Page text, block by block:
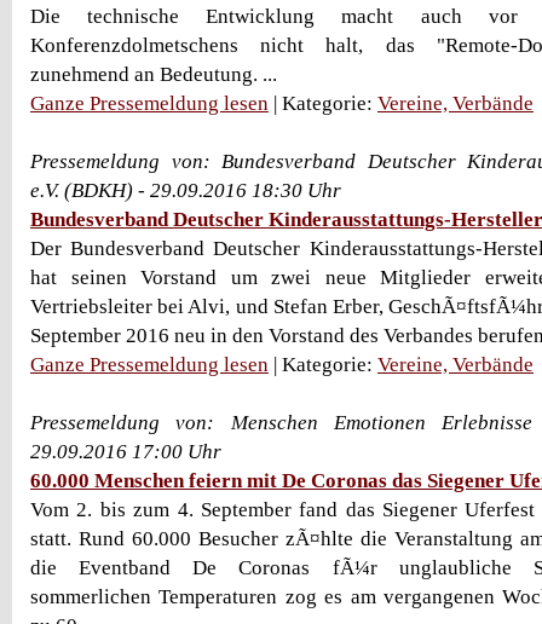
Die technische Entwicklung macht auch vor
Konferenzdolmetschens nicht halt, das "Remote-
zunehmend an Bedeutung. ...
Ganze Pressemeldung lesen | Kategorie: Vereine, Verbände
Pressemeldung von: Bundesverband Deutscher
e.V. (BDKH) - 29.09.2016 18:30 Uhr
Bundesverband Deutscher Kinderausstattungs-
Der Bundesverband Deutscher Kinderausstattungs-
hat seinen Vorstand um zwei neue Mitglieder
Vertriebsleiter bei Alvi, und Stefan Erber,
September 2016 neu in den Vorstand des Verbandes
Ganze Pressemeldung lesen | Kategorie: Vereine, Verbände
Pressemeldung von: Menschen Emotionen
29.09.2016 17:00 Uhr
60.000 Menschen feiern mit De Coronas das Siegener
Vom 2. bis zum 4. September fand das Siegener
statt. Rund 60.000 Besucher zÃ¤hlte die Veranstaltung
die Eventband De Coronas fÃ¼r unglaubliche
sommerlichen Temperaturen zog es am vergangenen